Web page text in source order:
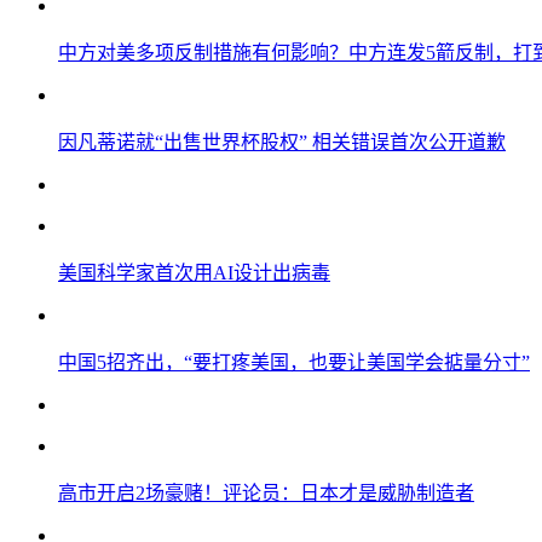
中方对美多项反制措施有何影响？中方连发5箭反制，打
因凡蒂诺就“出售世界杯股权” 相关错误首次公开道歉
美国科学家首次用AI设计出病毒
中国5招齐出，“要打疼美国，也要让美国学会掂量分寸”
高市开启2场豪赌！评论员：日本才是威胁制造者